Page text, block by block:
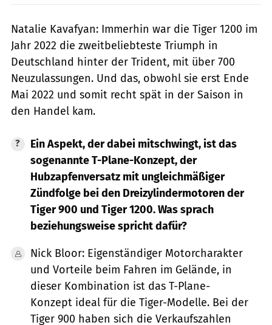
Natalie Kavafyan: Immerhin war die Tiger 1200 im
Jahr 2022 die zweitbeliebteste Triumph in
Deutschland hinter der Trident, mit über 700
Neuzulassungen. Und das, obwohl sie erst Ende
Mai 2022 und somit recht spät in der Saison in
den Handel kam.
Ein Aspekt, der dabei mitschwingt, ist das
sogenannte T-Plane-Konzept, der
Hubzapfenversatz mit ungleichmäßiger
Zündfolge bei den Dreizylindermotoren der
Tiger 900 und Tiger 1200. Was sprach
beziehungsweise spricht dafür?
Nick Bloor: Eigenständiger Motorcharakter
und Vorteile beim Fahren im Gelände, in
dieser Kombination ist das T-Plane-
Konzept ideal für die Tiger-Modelle. Bei der
Tiger 900 haben sich die Verkaufszahlen